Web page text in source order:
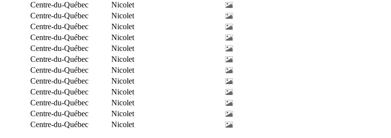
Centre-du-Québec
Nicolet
Centre-du-Québec
Nicolet
Centre-du-Québec
Nicolet
Centre-du-Québec
Nicolet
Centre-du-Québec
Nicolet
Centre-du-Québec
Nicolet
Centre-du-Québec
Nicolet
Centre-du-Québec
Nicolet
Centre-du-Québec
Nicolet
Centre-du-Québec
Nicolet
Centre-du-Québec
Nicolet
Centre-du-Québec Nicolet